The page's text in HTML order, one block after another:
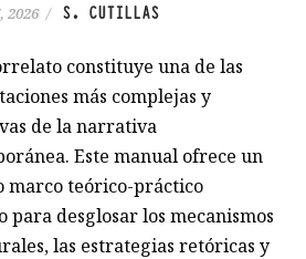
2026 / S. CUTILLAS
constituye una de las
más complejas y
de la narrativa
Este manual ofrece un
marco teórico-práctico
para desglosar los mecanismos
las estrategias retóricas y